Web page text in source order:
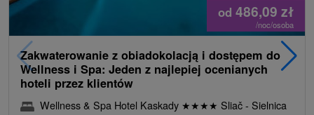
od 486,09 zł
/noc/osoba
Zakwaterowanie z obiadokolacją i dostępem do
Wellness i Spa: Jeden z najlepiej ocenianych
hoteli przez klientów
Wellness & Spa Hotel Kaskady ★★★★ Sliač - Sielnica